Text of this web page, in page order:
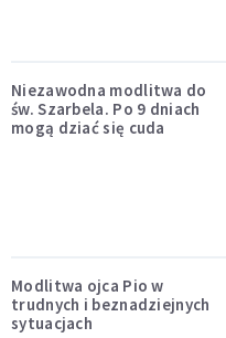
Niezawodna modlitwa do
św. Szarbela. Po 9 dniach
mogą dziać się cuda
Modlitwa ojca Pio w
trudnych i beznadziejnych
sytuacjach